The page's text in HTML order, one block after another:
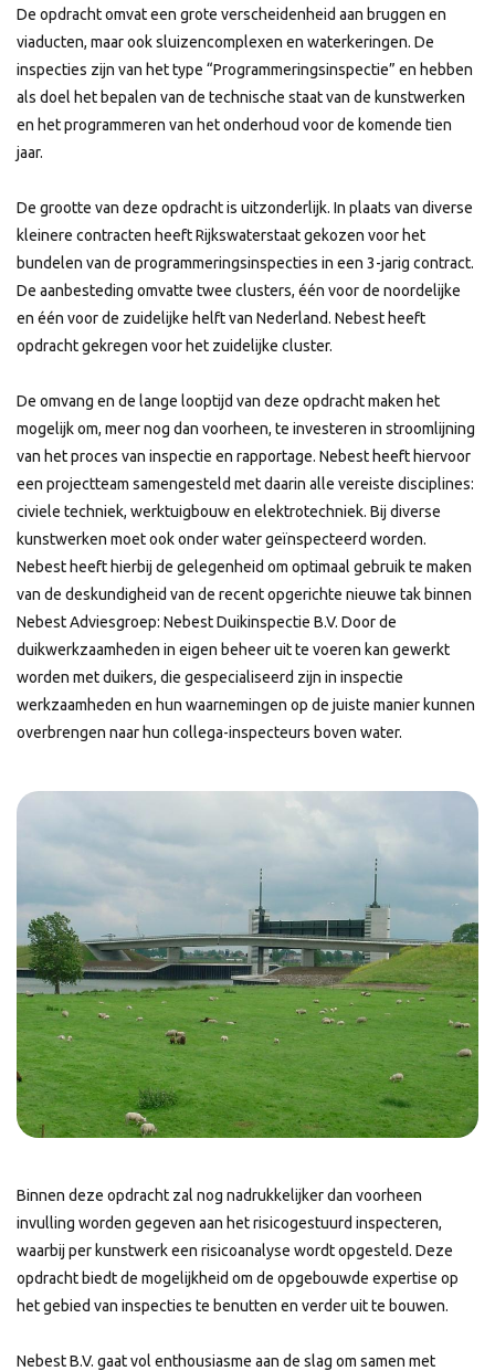
De opdracht omvat een grote verscheidenheid aan bruggen en
viaducten, maar ook sluizencomplexen en waterkeringen. De
inspecties zijn van het type “Programmeringsinspectie” en hebben
als doel het bepalen van de technische staat van de kunstwerken
en het programmeren van het onderhoud voor de komende tien
jaar.
De grootte van deze opdracht is uitzonderlijk. In plaats van diverse
kleinere contracten heeft Rijkswaterstaat gekozen voor het
bundelen van de programmeringsinspecties in een 3-jarig contract.
De aanbesteding omvatte twee clusters, één voor de noordelijke
en één voor de zuidelijke helft van Nederland. Nebest heeft
opdracht gekregen voor het zuidelijke cluster.
De omvang en de lange looptijd van deze opdracht maken het
mogelijk om, meer nog dan voorheen, te investeren in stroomlijning
van het proces van inspectie en rapportage. Nebest heeft hiervoor
een projectteam samengesteld met daarin alle vereiste disciplines:
civiele techniek, werktuigbouw en elektrotechniek. Bij diverse
kunstwerken moet ook onder water geïnspecteerd worden.
Nebest heeft hierbij de gelegenheid om optimaal gebruik te maken
van de deskundigheid van de recent opgerichte nieuwe tak binnen
Nebest Adviesgroep: Nebest Duikinspectie B.V. Door de
duikwerkzaamheden in eigen beheer uit te voeren kan gewerkt
worden met duikers, die gespecialiseerd zijn in inspectie
werkzaamheden en hun waarnemingen op de juiste manier kunnen
overbrengen naar hun collega-inspecteurs boven water.
Binnen deze opdracht zal nog nadrukkelijker dan voorheen
invulling worden gegeven aan het risicogestuurd inspecteren,
waarbij per kunstwerk een risicoanalyse wordt opgesteld. Deze
opdracht biedt de mogelijkheid om de opgebouwde expertise op
het gebied van inspecties te benutten en verder uit te bouwen.
Nebest B.V. gaat vol enthousiasme aan de slag om samen met